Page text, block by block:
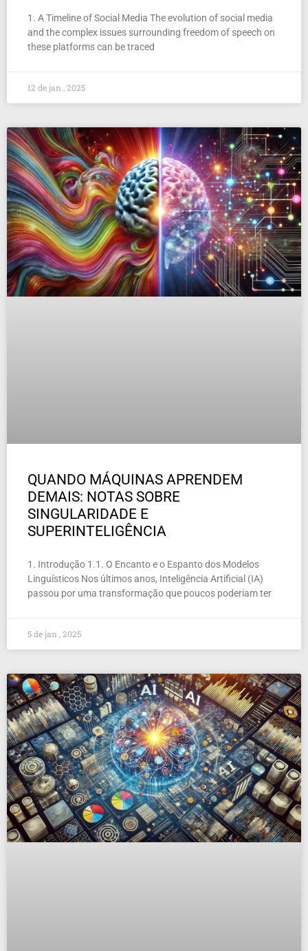
1. A Timeline of Social Media The evolution of social media
and the complex issues surrounding freedom of speech on
these platforms can be traced
12 de jan , 2025
QUANDO MÁQUINAS APRENDEM
DEMAIS: NOTAS SOBRE
SINGULARIDADE E
SUPERINTELIGÊNCIA
1. Introdução 1.1. O Encanto e o Espanto dos Modelos
Linguísticos Nos últimos anos, Inteligência Artificial (IA)
passou por uma transformação que poucos poderiam ter
5 de jan , 2025